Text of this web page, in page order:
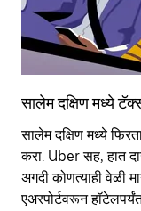
सालेम दक्षिण मध्ये
सालेम दक्षिण मध्ये
करा. Uber सह, हात
अगदी कोणत्याही वेळी
एअरपोर्टवरून